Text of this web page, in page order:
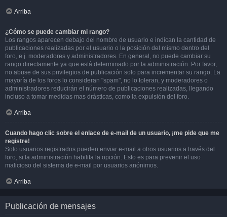
Arriba
¿Cómo se puede cambiar mi rango?
Los rangos aparecen debajo del nombre de usuario e indican la cantidad de
publicaciones realizadas por el usuario o la posición del mismo dentro del
foro, e.j. moderadores y administradores. En general, no puede cambiar su
rango directamente ya que está determinado por la administración. Por favor,
no abuse de sus privilegios de publicación solo para incrementar su rango. La
mayoría de los foros lo consideran "spam", no lo toleran, y moderadores o
administradores reducirán el número de publicaciones realizadas, llegando
incluso a tomar medidas mas drásticas, como la expulsión del foro.
Arriba
Cuando hago clic sobre el enlace de e-mail de un usuario, ¡me pide que me
registre!
Solo usuarios registrados pueden enviar e-mail a otros usuarios a través del
foro, si la administración habilita la opción. Esto es para prevenir el uso
malicioso del sistema de e-mail por usuarios anónimos.
Arriba
Publicación de mensajes